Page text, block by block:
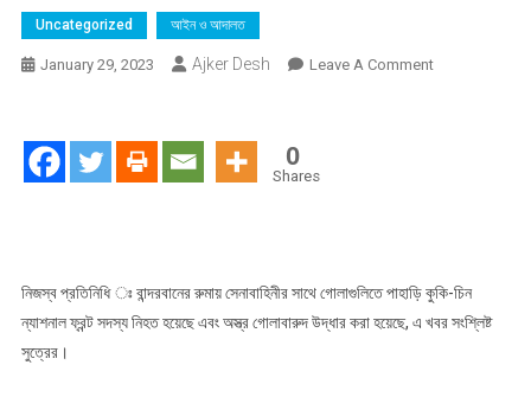
Uncategorized আইন ও আদালত
January 29, 2023 Ajker Desh Leave A CommentOn
ফ্রন্ট
সদস্য
0
Shares
নিজস্ব প্রতিনিধি ঃ বান্দরবানের রুমায় সেনাবাহিনীর সাথে গোলাগুলিতে পাহাড়ি কুকি-চিন
ন্যাশনাল ফ্রন্ট সদস্য নিহত হয়েছে এবং অস্ত্র গোলাবারুদ উদ্ধার করা হয়েছে, এ খবর সংশ্লিষ্ট
সুত্রের।